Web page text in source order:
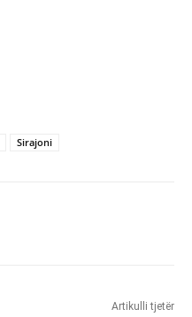
Sirajoni
Artikulli tjetër